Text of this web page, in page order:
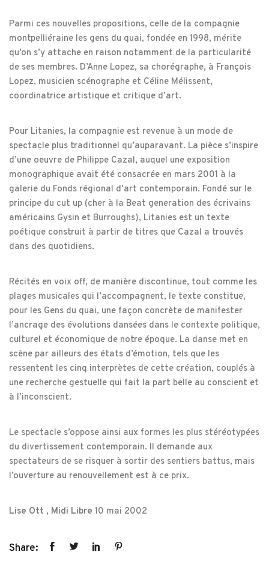
Parmi ces nouvelles propositions, celle de la compagnie
montpelliéraine les gens du quai, fondée en 1998, mérite
qu’on s’y attache en raison notamment de la particularité
de ses membres. D’Anne Lopez, sa chorégraphe, à François
Lopez, musicien scénographe et Céline Mélissent,
coordinatrice artistique et critique d’art.
Pour Litanies, la compagnie est revenue à un mode de
spectacle plus traditionnel qu’auparavant. La pièce s’inspire
d’une oeuvre de Philippe Cazal, auquel une exposition
monographique avait été consacrée en mars 2001 à la
galerie du Fonds régional d’art contemporain. Fondé sur le
principe du cut up (cher à la Beat generation des écrivains
américains Gysin et Burroughs), Litanies est un texte
poétique construit à partir de titres que Cazal a trouvés
dans des quotidiens.
Récités en voix off, de manière discontinue, tout comme les
plages musicales qui l’accompagnent, le texte constitue,
pour les Gens du quai, une façon concrète de manifester
l’ancrage des évolutions dansées dans le contexte politique,
culturel et économique de notre époque. La danse met en
scène par ailleurs des états d’émotion, tels que les
ressentent les cinq interprètes de cette création, couplés à
une recherche gestuelle qui fait la part belle au conscient et
à l’inconscient.
Le spectacle s’oppose ainsi aux formes les plus stéréotypées
du divertissement contemporain. Il demande aux
spectateurs de se risquer à sortir des sentiers battus, mais
l’ouverture au renouvellement est à ce prix.
Lise Ott , Midi Libre 10 mai 2002
Share: